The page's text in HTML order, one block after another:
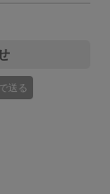
送る